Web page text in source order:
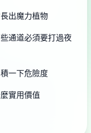
出魔力植物
通道必須要打過夜
一下危險度
實用價值